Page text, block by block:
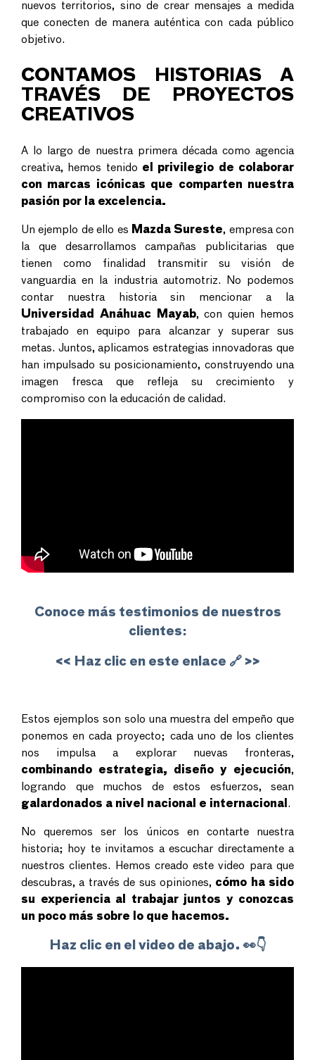
nuevos territorios, sino de crear mensajes a medida
que conecten de manera auténtica con cada público
objetivo.
CONTAMOS HISTORIAS A
TRAVÉS DE PROYECTOS
CREATIVOS
A lo largo de nuestra primera década como agencia
creativa, hemos tenido el privilegio de colaborar
con marcas icónicas que comparten nuestra
pasión por la excelencia.
Un ejemplo de ello es Mazda Sureste, empresa con
la que desarrollamos campañas publicitarias que
tienen como finalidad transmitir su visión de
vanguardia en la industria automotriz. No podemos
contar nuestra historia sin mencionar a la
Universidad Anáhuac Mayab, con quien hemos
trabajado en equipo para alcanzar y superar sus
metas. Juntos, aplicamos estrategias innovadoras que
han impulsado su posicionamiento, construyendo una
imagen fresca que refleja su crecimiento y
compromiso con la educación de calidad.
Conoce más testimonios de nuestros
clientes:
<< Haz clic en este enlace 🔗 >>
Estos ejemplos son solo una muestra del empeño que
ponemos en cada proyecto; cada uno de los clientes
nos impulsa a explorar nuevas fronteras,
combinando estrategia, diseño y ejecución,
logrando que muchos de estos esfuerzos, sean
galardonados a nivel nacional e internacional .
No queremos ser los únicos en contarte nuestra
historia; hoy te invitamos a escuchar directamente a
nuestros clientes. Hemos creado este video para que
descubras, a través de sus opiniones, cómo ha sido
su experiencia al trabajar juntos y conozcas
un poco más sobre lo que hacemos.
Haz clic en el video de abajo. 👀👇